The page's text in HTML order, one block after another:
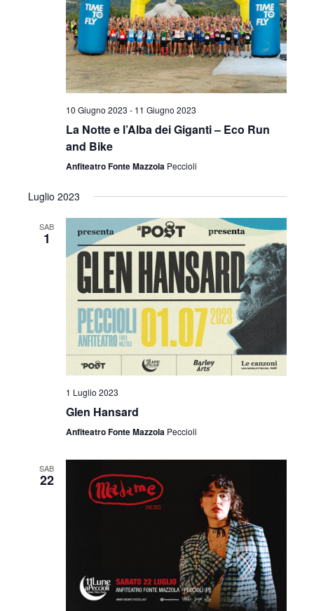
i
s
t
N
v
i
g
a
z
i
o
n
z
i
o
n
10 Giugno 2023 - 11 Giugno 2023
La Notte e l’Alba dei Giganti – Eco Run
and Bike
Anfiteatro Fonte Mazzola Peccioli
Luglio 2023
SAB
1
1 Luglio 2023
Glen Hansard
Anfiteatro Fonte Mazzola Peccioli
SAB
22